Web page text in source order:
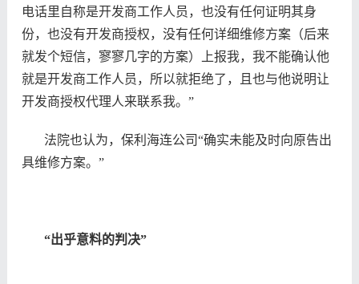
电话里自称是开发商工作人员，也没有任何证明其身
份，也没有开发商授权，没有任何详细维修方案（后来
就发个短信，寥寥几字的方案）上报我，我不能确认他
就是开发商工作人员，所以就拒绝了，且也与他说明让
开发商授权代理人来联系我。”
法院也认为，保利海连公司“确实未能及时向原告出
具维修方案。”
“出乎意料的判决”